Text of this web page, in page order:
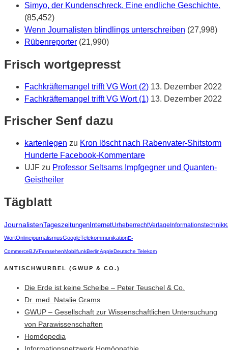
Simyo, der Kundenschreck. Eine endliche Geschichte.
(85,452)
Wenn Journalisten blindlings unterschreiben (27,998)
Rübenreporter (21,990)
Frisch wortgepresst
Fachkräftemangel trifft VG Wort (2) 13. Dezember 2022
Fachkräftemangel trifft VG Wort (1) 13. Dezember 2022
Frischer Senf dazu
kartenlegen zu Kron löscht nach Rabenvater-Shitstorm
Hunderte Facebook-Kommentare
UJF zu Professor Seltsams Impfgegner und Quanten-
Geistheiler
Tägblatt
JournalistenTageszeitungen InternetUrheberrechtVerlage Informationstechnik
WortOnlinejournalismusGoogleTelekommunikationE-
CommerceBJVFernsehenMobilfunkBerlinAppleDeutsche Telekom
ANTISCHWURBEL (GWUP & CO.)
Die Erde ist keine Scheibe – Peter Teuschel & Co.
Dr. med. Natalie Grams
GWUP – Gesellschaft zur Wissenschaftlichen Untersuchung
von Parawissenschaften
Homöopedia